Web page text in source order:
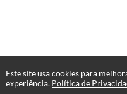
Este site usa cookies para
experiência. Política de